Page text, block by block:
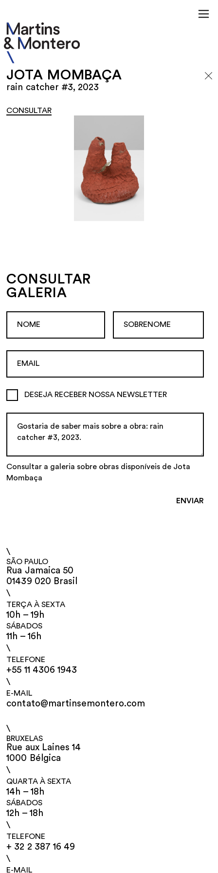
JOTA MOMBAÇA
rain catcher #3, 2023
CONSULTAR
CONSULTAR
GALERIA
DESEJA RECEBER NOSSA NEWSLETTER
Consultar a galeria sobre obras disponíveis de Jota
Mombaça
\
SÃO PAULO
Rua Jamaica 50
01439 020 Brasil
\
TERÇA À SEXTA
10h – 19h
SÁBADOS
11h – 16h
\
TELEFONE
+55 11 4306 1943
\
E-MAIL
contato@martinsemontero.com
\
BRUXELAS
Rue aux Laines 14
1000 Bélgica
\
QUARTA À SEXTA
14h – 18h
SÁBADOS
12h – 18h
\
TELEFONE
+ 32 2 387 16 49
\
E-MAIL